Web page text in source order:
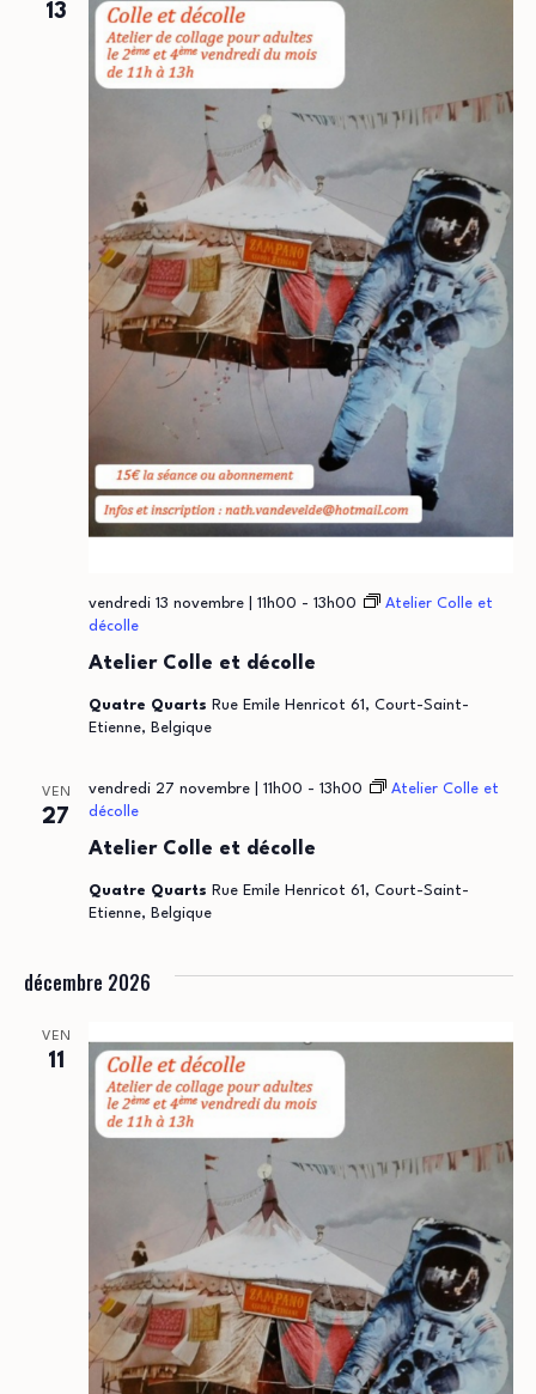
13
Atelier Colle et décolle
vendredi 13 novembre | 11h00 - 13h00
Atelier Colle et
décolle
Quatre Quarts Rue Emile Henricot 61, Court-Saint-
Etienne, Belgique
VEN
27
Atelier Colle et décolle
vendredi 27 novembre | 11h00 - 13h00
Atelier Colle et
décolle
Quatre Quarts Rue Emile Henricot 61, Court-Saint-
Etienne, Belgique
décembre 2026
VEN
11